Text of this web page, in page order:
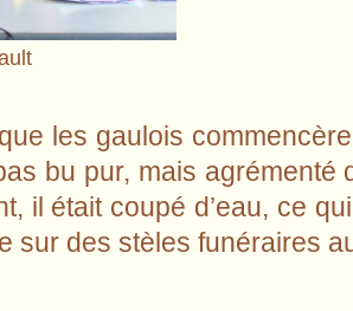
les gaulois
bu pur, mais
il était coupé d’eau, ce
sur des stèles funéraires